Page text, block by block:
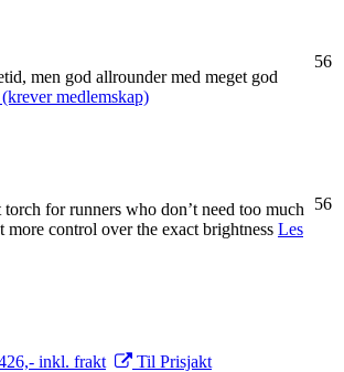
men god allrounder med meget god
medlemskap)
56
for runners who don’t need too much
more control over the exact brightness Les
56
inkl. frakt
Til Prisjakt